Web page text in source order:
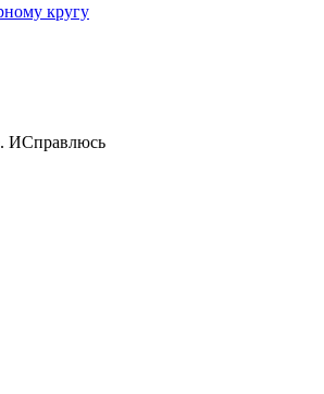
кругу
ИСправлюсь